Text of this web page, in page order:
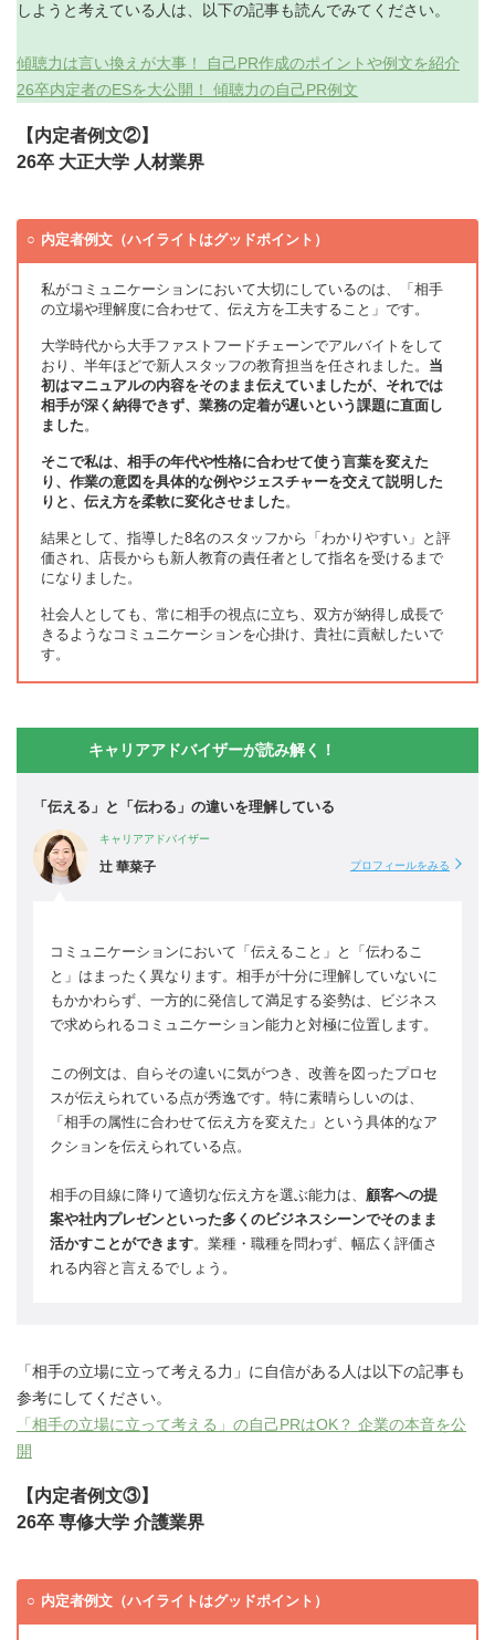
しようと考えている人は、以下の記事も読んでみてください。
傾聴力は言い換えが大事！ 自己PR作成のポイントや例文を紹介
26卒内定者のESを大公開！ 傾聴力の自己PR例文
【内定者例文②】
26卒 大正大学 人材業界
内定者例文（ハイライトはグッドポイント）
私がコミュニケーションにおいて大切にしているのは、「相手
の立場や理解度に合わせて、伝え方を工夫すること」です。
大学時代から大手ファストフードチェーンでアルバイトをして
おり、半年ほどで新人スタッフの教育担当を任されました。 当
初はマニュアルの内容をそのまま伝えていましたが、それでは
相手が深く納得できず、業務の定着が遅いという課題に直面し
ました。
そこで私は、相手の年代や性格に合わせて使う言葉を変えた
り、作業の意図を具体的な例やジェスチャーを交えて説明した
りと、伝え方を柔軟に変化させました。
結果として、指導した8名のスタッフから「わかりやすい」と評
価され、店長からも新人教育の責任者として指名を受けるまで
になりました。
社会人としても、常に相手の視点に立ち、双方が納得し成長で
きるようなコミュニケーションを心掛け、貴社に貢献したいで
す。
キャリアアドバイザーが読み解く！
「伝える」と「伝わる」の違いを理解している
キャリアアドバイザー
辻 華菜子 プロフィールをみる
コミュニケーションにおいて「伝えること」と「伝わるこ
と」はまったく異なります。相手が十分に理解していないに
もかかわらず、一方的に発信して満足する姿勢は、ビジネス
で求められるコミュニケーション能力と対極に位置します。
この例文は、自らその違いに気がつき、改善を図ったプロセ
スが伝えられている点が秀逸です。特に素晴らしいのは、
「相手の属性に合わせて伝え方を変えた」という具体的なア
クションを伝えられている点。
相手の目線に降りて適切な伝え方を選ぶ能力は、 顧客への提
案や社内プレゼンといった多くのビジネスシーンでそのまま
活かすことができます。業種・職種を問わず、幅広く評価さ
れる内容と言えるでしょう。
「相手の立場に立って考える力」に自信がある人は以下の記事も
参考にしてください。
「相手の立場に立って考える」の自己PRはOK？ 企業の本音を公
開
【内定者例文③】
26卒 専修大学 介護業界
内定者例文（ハイライトはグッドポイント）